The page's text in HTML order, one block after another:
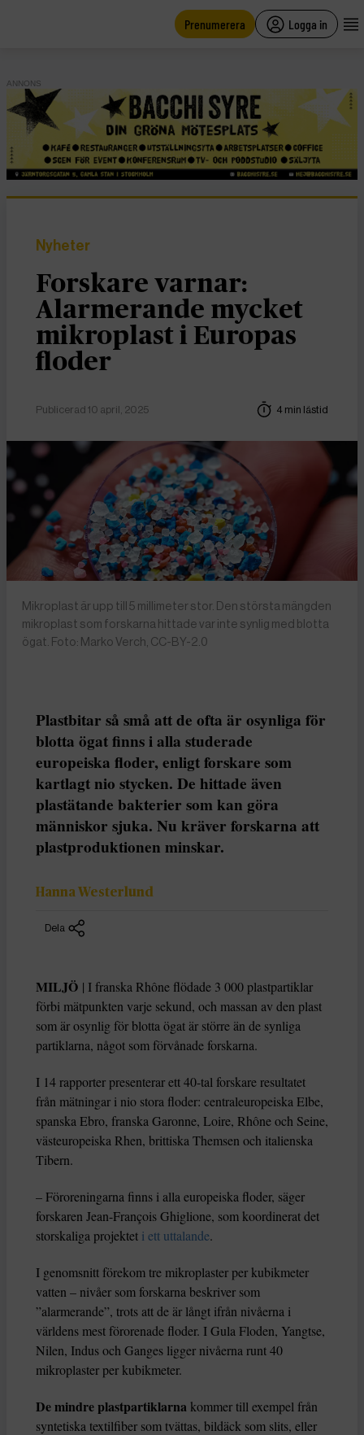
Prenumerera Logga in
ANNONS
Nyheter
Forskare varnar:
Alarmerande mycket
mikroplast i Europas
floder
Publicerad 10 april, 2025 4 min lästid
Mikroplast är upp till 5 millimeter stor. Den största mängden
mikroplast som forskarna hittade var inte synlig med blotta
ögat. Foto: Marko Verch, CC-BY-2.0
Plastbitar så små att de ofta är osynliga för
blotta ögat finns i alla studerade
europeiska floder, enligt forskare som
kartlagt nio stycken. De hittade även
plastätande bakterier som kan göra
människor sjuka. Nu kräver forskarna att
plastproduktionen minskar.
Hanna Westerlund
Dela
MILJÖ | I franska Rhône flödade 3 000 plastpartiklar
förbi mätpunkten varje sekund, och massan av den plast
som är osynlig för blotta ögat är större än de synliga
partiklarna, något som förvånade forskarna.
I 14 rapporter presenterar ett 40-tal forskare resultatet
från mätningar i nio stora floder: centraleuropeiska Elbe,
spanska Ebro, franska Garonne, Loire, Rhône och Seine,
västeuropeiska Rhen, brittiska Themsen och italienska
Tibern.
– Föroreningarna finns i alla europeiska floder, säger
forskaren Jean-François Ghiglione, som koordinerat det
storskaliga projektet i ett uttalande.
I genomsnitt förekom tre mikroplaster per kubikmeter
vatten – nivåer som forskarna beskriver som
”alarmerande”, trots att de är långt ifrån nivåerna i
världens mest förorenade floder. I Gula Floden, Yangtse,
Nilen, Indus och Ganges ligger nivåerna runt 40
mikroplaster per kubikmeter.
De mindre plastpartiklarna kommer till exempel från
syntetiska textilfiber som tvättas, bildäck som slits, eller